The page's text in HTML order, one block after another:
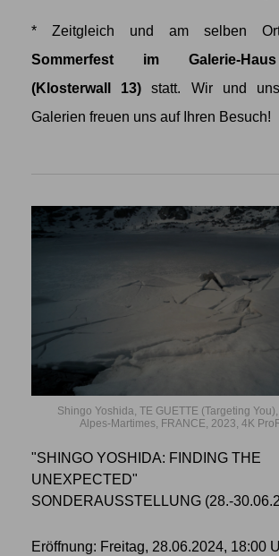
* Zeitgleich und am selben
Sommerfest im Galerie-
(Klosterwall 13) statt. Wir und
Galerien freuen uns auf Ihren Besuch!
Shingo Yoshida, TE GUETTE (Targeting
Alpes-Martimes, FRANCE, 2023, 4K
"SHINGO YOSHIDA: FINDING THE
UNEXPECTED"
SONDERAUSSTELLUNG (28.-
Eröffnung: Freitag, 28.06.2024, 18:00